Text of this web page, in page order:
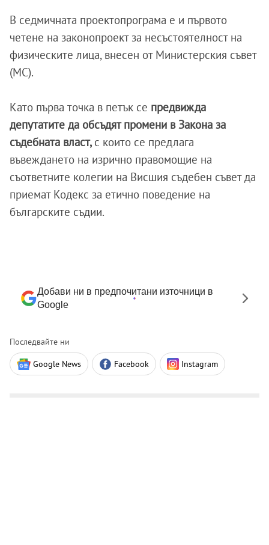
В седмичната проектопрограма е и първото
четене на законопроект за несъстоятелност на
физическите лица, внесен от Министерския съвет
(МС).
Като първа точка в петък се предвижда
депутатите да обсъдят промени в Закона за
съдебната власт, с които се предлага
въвеждането на изрично правомощие на
съответните колегии на Висшия съдебен съвет да
приемат Кодекс за етично поведение на
българските съдии.
Добави ни в предпочитани източници в
Google
Последвайте ни
Google News Facebook Instagram